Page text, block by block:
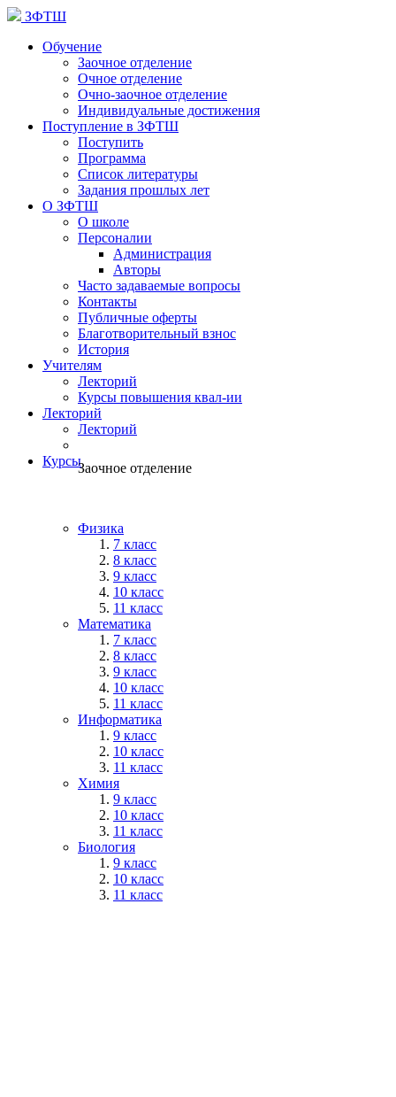
ЗФТШ
Обучение
Заочное отделение
Очное отделение
Очно-заочное отделение
Индивидуальные достижения
Поступление в ЗФТШ
Поступить
Программа
Список литературы
Задания прошлых лет
О ЗФТШ
О школе
Персоналии
Администрация
Авторы
Часто задаваемые вопросы
Контакты
Публичные оферты
Благотворительный взнос
История
Учителям
Лекторий
Курсы повышения квал-ии
Лекторий
Лекторий
КурсыЗаочное отделение
Физика
7 класс
8 класс
9 класс
10 класс
11 класс
Математика
7 класс
8 класс
9 класс
10 класс
11 класс
Информатика
9 класс
10 класс
11 класс
Химия
9 класс
10 класс
11 класс
Биология
9 класс
10 класс
11 класс